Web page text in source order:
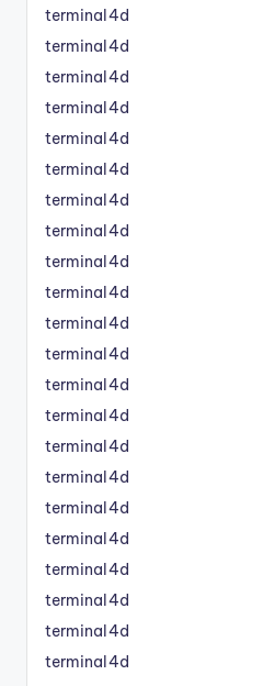
terminal4d
terminal4d
terminal4d
terminal4d
terminal4d
terminal4d
terminal4d
terminal4d
terminal4d
terminal4d
terminal4d
terminal4d
terminal4d
terminal4d
terminal4d
terminal4d
terminal4d
terminal4d
terminal4d
terminal4d
terminal4d
terminal4d